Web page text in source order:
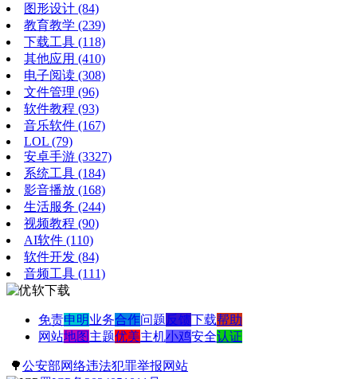
图形设计 (84)
教育教学 (239)
下载工具 (118)
其他应用 (410)
电子阅读 (308)
文件管理 (96)
软件教程 (93)
音乐软件 (167)
LOL (79)
安卓手游 (3327)
系统工具 (184)
影音播放 (168)
生活服务 (244)
视频教程 (90)
AI软件 (110)
软件开发 (84)
音频工具 (111)
免责申明业务合作问题反馈下载帮助
网站地图 主题优美主机小鸡安全认证
🌳公安部网络违法犯罪举报网站